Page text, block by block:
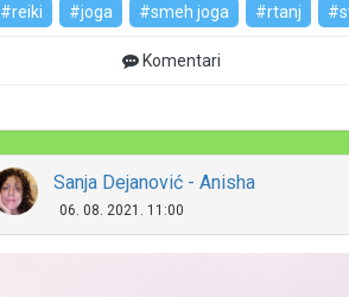
#reiki #joga #smeh joga #rtanj
Komentari
Sanja Dejanović - Anisha
06. 08. 2021. 11:00